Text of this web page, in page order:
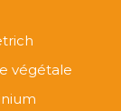
végétale